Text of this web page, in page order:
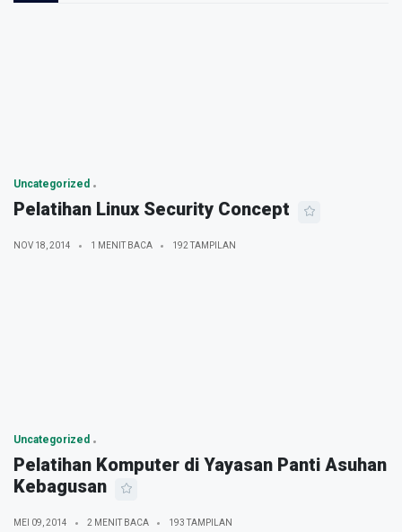
Uncategorized
Pelatihan Linux Security Concept
NOV 18, 2014 1 MENIT BACA 192 TAMPILAN
Uncategorized
Pelatihan Komputer di Yayasan Panti Asuhan
Kebagusan
MEI 09, 2014 2 MENIT BACA 193 TAMPILAN